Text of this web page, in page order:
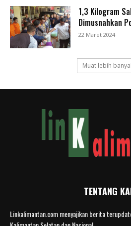
1,3 Kilogram
Dimusnahkan
22 Maret 2024
Muat lebih
TENTANG
Linkalimantan.com menyajikan berita